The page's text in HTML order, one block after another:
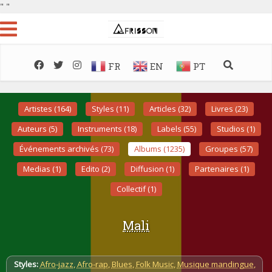
" "
FR EN PT
Artistes (164) Styles (11) Articles (32)
Livres (23)
Auteurs (5)
Instruments (18) Labels (55)
Studios (1)
Événements archivés (73)
Albums (1235)
Groupes (57)
Medias (1)
Edito (2) Diffusion (1)
Partenaires (1)
Collectif (1)
Mali
Styles:Afro-jazz,Afro-rap, Blues, Folk Music, Musique mandingue,